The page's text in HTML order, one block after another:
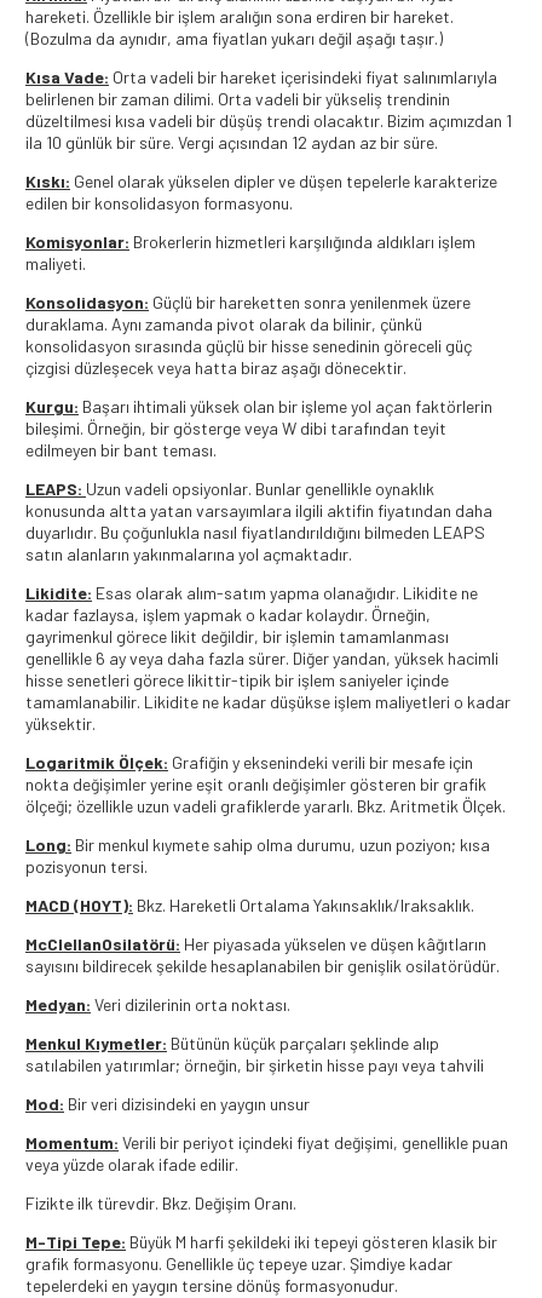
hareketi. Özellikle bir işlem aralığın sona erdiren bir hareket.
(Bozulma da aynıdır, ama fiyatlan yukarı değil aşağı taşır.)
Kısa Vade: Orta vadeli bir hareket içerisindeki fiyat salınımlarıyla
belirlenen bir zaman dilimi. Orta vadeli bir yükseliş trendinin
düzeltilmesi kısa vadeli bir düşüş trendi olacaktır. Bizim açımızdan 1
ila 10 günlük bir süre. Vergi açısından 12 aydan az bir süre.
Kıskı: Genel olarak yükselen dipler ve düşen tepelerle karakterize
edilen bir konsolidasyon formasyonu.
Komisyonlar: Brokerlerin hizmetleri karşılığında aldıkları işlem
maliyeti.
Konsolidasyon: Güçlü bir hareketten sonra yenilenmek üzere
duraklama. Aynı zamanda pivot olarak da bilinir, çünkü
konsolidasyon sırasında güçlü bir hisse senedinin göreceli güç
çizgisi düzleşecek veya hatta biraz aşağı dönecektir.
Kurgu: Başarı ihtimali yüksek olan bir işleme yol açan faktörlerin
bileşimi. Örneğin, bir gösterge veya W dibi tarafından teyit
edilmeyen bir bant teması.
LEAPS: Uzun vadeli opsiyonlar. Bunlar genellikle oynaklık
konusunda altta yatan varsayımlara ilgili aktifin fiyatından daha
duyarlıdır. Bu çoğunlukla nasıl fiyatlandırıldığını bilmeden LEAPS
satın alanların yakınmalarına yol açmaktadır.
Likidite: Esas olarak alım-satım yapma olanağıdır. Likidite ne
kadar fazlaysa, işlem yapmak o kadar kolaydır. Örneğin,
gayrimenkul görece likit değildir, bir işlemin tamamlanması
genellikle 6 ay veya daha fazla sürer. Diğer yandan, yüksek hacimli
hisse senetleri görece likittir-tipik bir işlem saniyeler içinde
tamamlanabilir. Likidite ne kadar düşükse işlem maliyetleri o kadar
yüksektir.
Logaritmik Ölçek: Grafiğin y eksenindeki verili bir mesafe için
nokta değişimler yerine eşit oranlı değişimler gösteren bir grafik
ölçeği; özellikle uzun vadeli grafiklerde yararlı. Bkz. Aritmetik Ölçek.
Long: Bir menkul kıymete sahip olma durumu, uzun poziyon; kısa
pozisyonun tersi.
MACD (HOYT): Bkz. Hareketli Ortalama Yakınsaklık/Iraksaklık.
McClellanOsilatörü: Her piyasada yükselen ve düşen kâğıtların
sayısını bildirecek şekilde hesaplanabilen bir genişlik osilatörüdür.
Medyan: Veri dizilerinin orta noktası.
Menkul Kıymetler: Bütünün küçük parçaları şeklinde alıp
satılabilen yatırımlar; örneğin, bir şirketin hisse payı veya tahvili
Mod: Bir veri dizisindeki en yaygın unsur
Momentum: Verili bir periyot içindeki fiyat değişimi, genellikle puan
veya yüzde olarak ifade edilir.
Fizikte ilk türevdir. Bkz. Değişim Oranı.
M-Tipi Tepe: Büyük M harfi şekildeki iki tepeyi gösteren klasik bir
grafik formasyonu. Genellikle üç tepeye uzar. Şimdiye kadar
tepelerdeki en yaygın tersine dönüş formasyonudur.